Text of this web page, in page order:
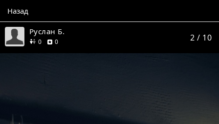
Назад
Руслан Б.
0друзей
0отзывов 2 / 10